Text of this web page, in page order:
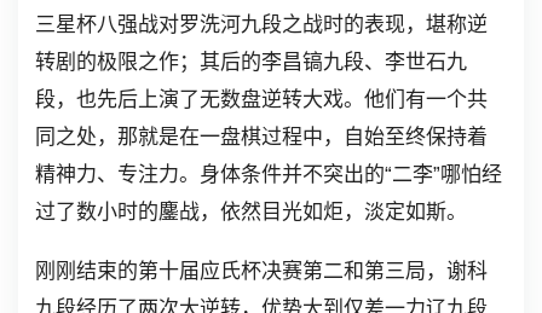
三星杯八强战对罗洗河九段之战时的表现，堪称逆
转剧的极限之作；其后的李昌镐九段、李世石九
段，也先后上演了无数盘逆转大戏。他们有一个共
同之处，那就是在一盘棋过程中，自始至终保持着
精神力、专注力。身体条件并不突出的“二李”哪怕经
过了数小时的鏖战，依然目光如炬，淡定如斯。
刚刚结束的第十届应氏杯决赛第二和第三局，谢科